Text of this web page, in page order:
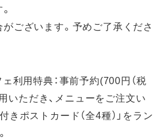
ございます。予めご了承くださ
利用特典：事前予約(700円（税
いただき、メニューをご注文い
きポストカード（全4種）」をラン